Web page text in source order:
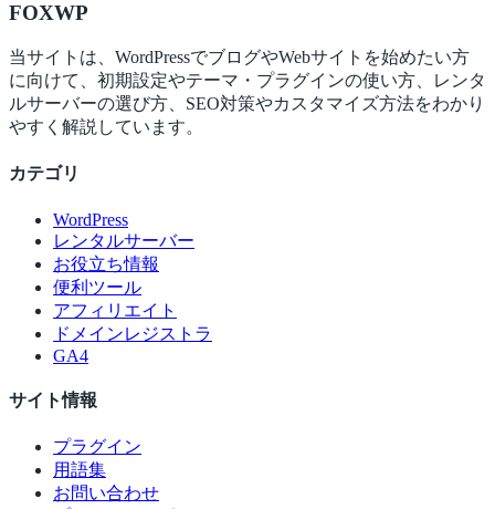
FOXWP
当サイトは、WordPressでブログやWebサイトを始めたい方
に向けて、初期設定やテーマ・プラグインの使い方、レンタ
ルサーバーの選び方、SEO対策やカスタマイズ方法をわかり
やすく解説しています。
カテゴリ
WordPress
レンタルサーバー
お役立ち情報
便利ツール
アフィリエイト
ドメインレジストラ
GA4
サイト情報
プラグイン
用語集
お問い合わせ